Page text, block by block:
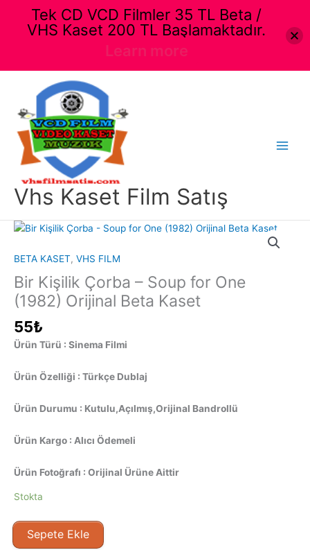
Vhs Kaset Film Satış
BETA KASET, VHS FILM
Bir Kişilik Çorba – Soup for One
(1982) Orijinal Beta Kaset
55₺
Ürün Türü : Sinema Filmi
Ürün Özelliği : Türkçe Dublaj
Ürün Durumu : Kutulu,Açılmış,Orijinal Bandrollü
Ürün Kargo : Alıcı Ödemeli
Ürün Fotoğrafı : Orijinal Ürüne Aittir
Stokta
Bir
Kişilik
Sepete Ekle
Tek CD VCD Filmler 35 TL Beta /
VHS Kaset 200 TL Başlamaktadır.
Learn more